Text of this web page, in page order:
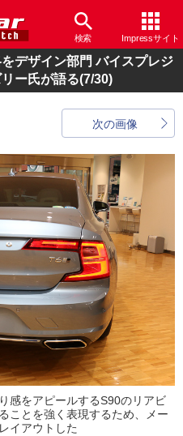
検索 Impressサイト
デザイン部門 バイスプレジ
ー氏が語る(7/30)
次の画像
感をアピールするS90のリアビ
ことを強く表現するため、メー
イアウトした